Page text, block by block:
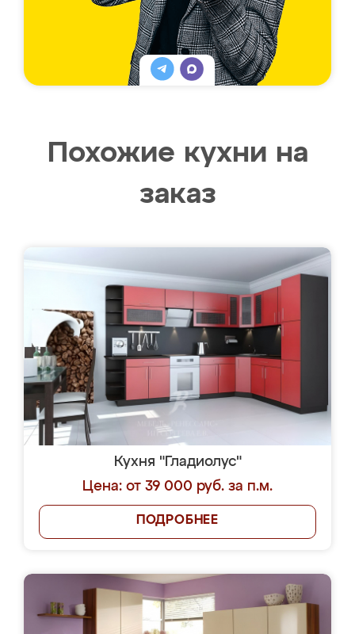
Похожие кухни на
заказ
Кухня "Гладиолус"
Цена: от 39 000 руб. за п.м.
ПОДРОБНЕЕ